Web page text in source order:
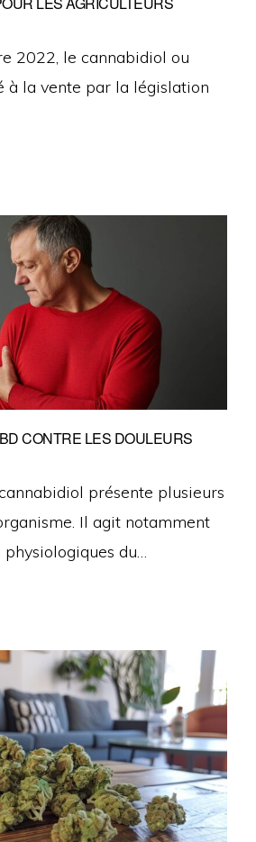
2022, le cannabidiol ou
à la vente par la législation
CONTRE LES DOULEURS
présente plusieurs
Il agit notamment
du…